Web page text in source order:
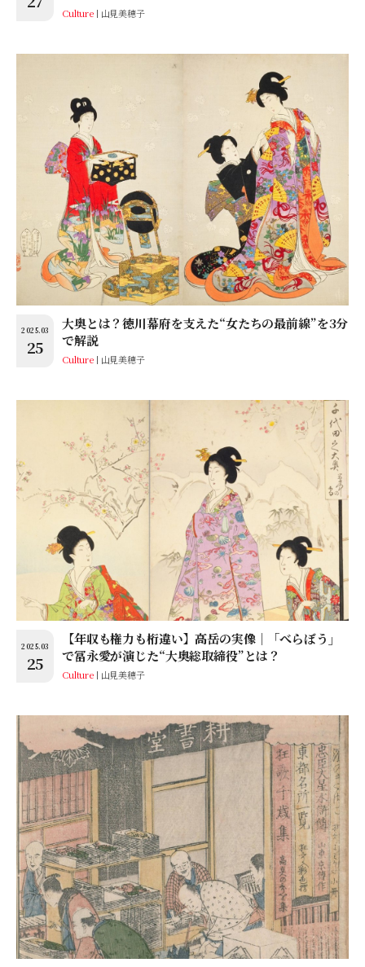
Culture 山見美穂子
2025.03
25
大奥とは？徳川幕府を支えた“女たちの最前線”を3分
で解説
Culture 山見美穂子
2025.03
25
【年収も権力も桁違い】高岳の実像｜「べらぼう」
で冨永愛が演じた“大奥総取締役”とは？
Culture 山見美穂子